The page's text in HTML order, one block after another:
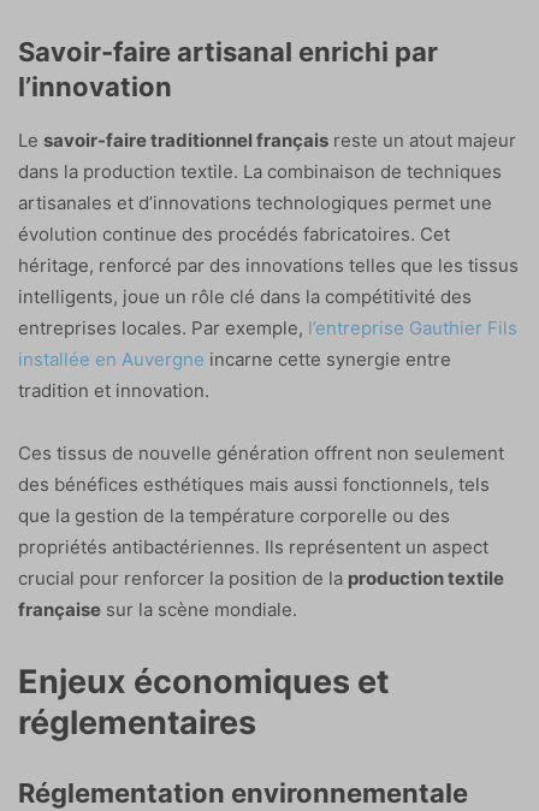
Savoir-faire artisanal enrichi par
l’innovation
Le savoir-faire traditionnel français reste un atout majeur
dans la production textile. La combinaison de techniques
artisanales et d’innovations technologiques permet une
évolution continue des procédés fabricatoires. Cet
héritage, renforcé par des innovations telles que les tissus
intelligents, joue un rôle clé dans la compétitivité des
entreprises locales. Par exemple, l’entreprise Gauthier Fils
installée en Auvergne incarne cette synergie entre
tradition et innovation.
Ces tissus de nouvelle génération offrent non seulement
des bénéfices esthétiques mais aussi fonctionnels, tels
que la gestion de la température corporelle ou des
propriétés antibactériennes. Ils représentent un aspect
crucial pour renforcer la position de la production textile
française sur la scène mondiale.
Enjeux économiques et
réglementaires
Réglementation environnementale